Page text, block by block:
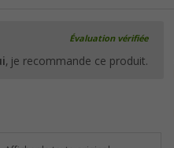
Évaluation vérifiée
, je recommande ce produit.